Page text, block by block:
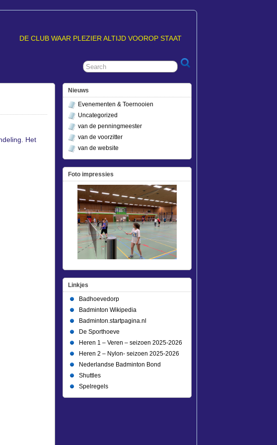
DE CLUB WAAR PLEZIER ALTIJD VOOROP STAAT
Het
Nieuws
Evenementen & Toernooien
Uncategorized
van de penningmeester
van de voorzitter
van de website
Foto impressies
Linkjes
Badhoevedorp
Badminton Wikipedia
Badminton.startpagina.nl
De Sporthoeve
Heren 1 – Veren – seizoen 2025-2026
Heren 2 – Nylon- seizoen 2025-2026
Nederlandse Badminton Bond
Shuttles
Spelregels